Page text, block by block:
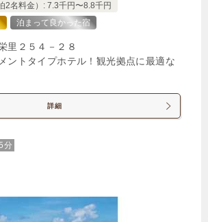
2名料金）: 7.3千円〜8.8千円
泊まって良かった宿
里２５４－２８
ントタイプホテル！観光拠点に最適な
詳細
分